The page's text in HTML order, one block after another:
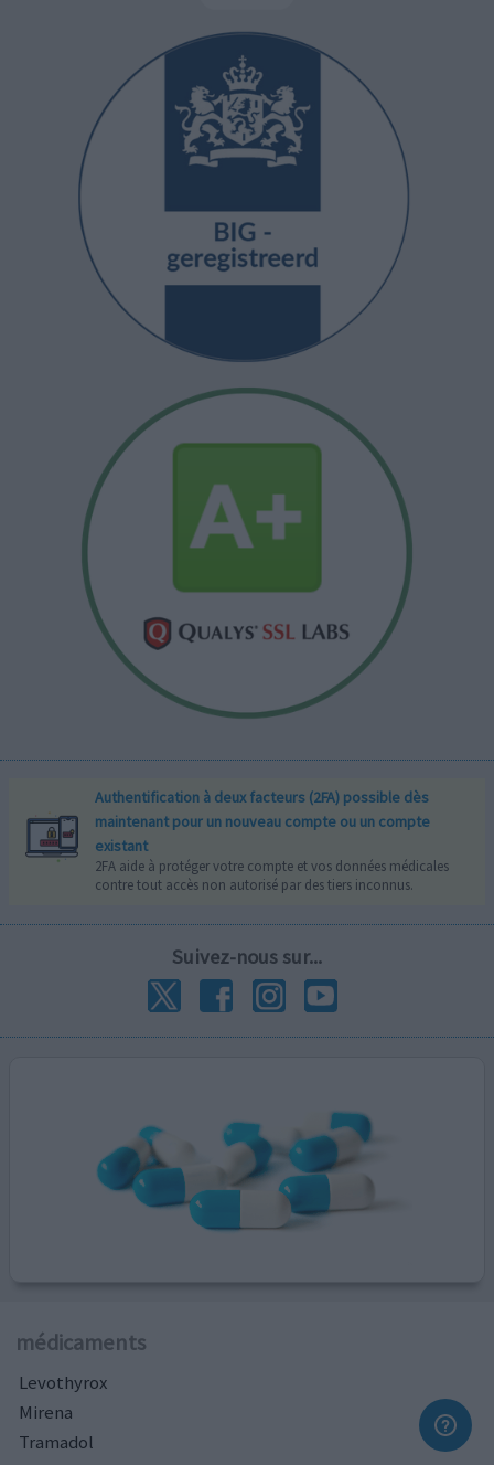
Authentification à deux facteurs (2FA) possible dès
maintenant pour un nouveau compte ou un compte
existant
2FA aide à protéger votre compte et vos données médicales
contre tout accès non autorisé par des tiers inconnus.
Suivez-nous sur...
médicaments
Levothyrox
Mirena
Tramadol